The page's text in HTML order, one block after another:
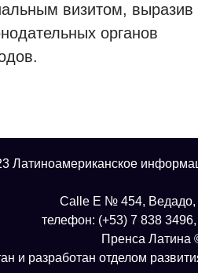
визитом, выразив
органов
Латиноамериканское
Calle E № 454, Ведадо,
телефон: (+53) 7 838
Пренса Латина
и разработан отделом